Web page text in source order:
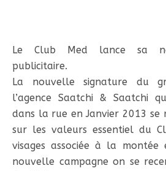
Le Club Med lance sa
publicitaire.
La nouvelle signature du
l’agence Saatchi & Saatchi
dans la rue en Janvier 2013
sur les valeurs essentiel du
visages associée à la montée
nouvelle campagne on se